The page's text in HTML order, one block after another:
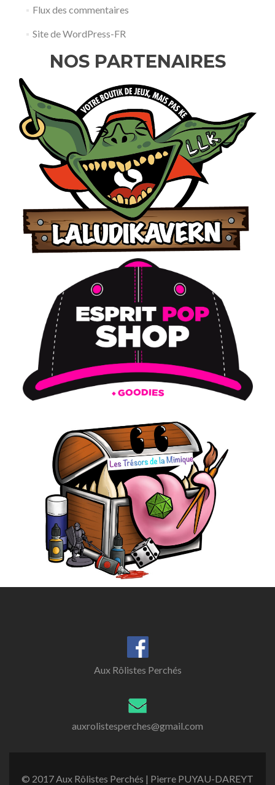
Flux des commentaires
Site de WordPress-FR
NOS PARTENAIRES
Aux Rôlistes Perchés
auxrolistesperches@gmail.com
© 2017 Aux Rôlistes Perchés | Pierre PUYAU-DAREYT